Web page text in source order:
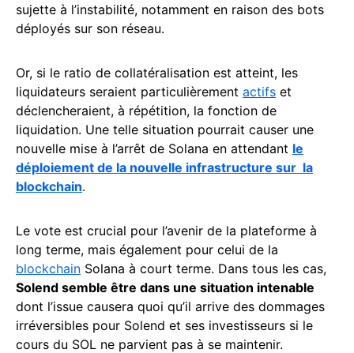
sujette à l’instabilité, notamment en raison des bots
déployés sur son réseau.
Or, si le ratio de collatéralisation est atteint, les
liquidateurs seraient particulièrement actifs et
déclencheraient, à répétition, la fonction de
liquidation. Une telle situation pourrait causer une
nouvelle mise à l’arrêt de Solana en attendant le
déploiement de la nouvelle infrastructure sur la
blockchain.
Le vote est crucial pour l’avenir de la plateforme à
long terme, mais également pour celui de la
blockchain Solana à court terme. Dans tous les cas,
Solend semble être dans une situation intenable
dont l’issue causera quoi qu’il arrive des dommages
irréversibles pour Solend et ses investisseurs si le
cours du SOL ne parvient pas à se maintenir.